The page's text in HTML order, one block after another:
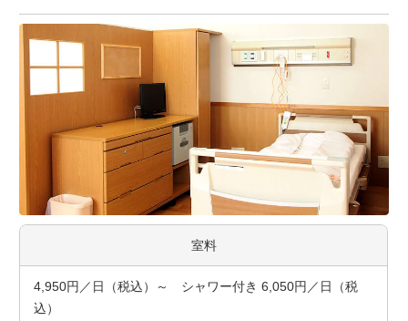
室料
4,950円／日（税込）～ シャワー付き 6,050円／日（税
込）